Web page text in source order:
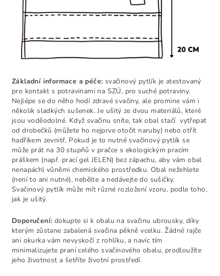
Základní informace a péče: svačinový pytlík je atestovaný
pro kontakt s potravinami na SZÚ, pro suché potraviny.
Nejlépe se do něho hodí zdravé svačiny, ale promine vám i
několik sladkých sušenek. Je ušitý ze dvou materiálů, které
jsou voděodolné. Když svačinu sníte, tak obal stačí vytřepat
od drobečků (můžete ho nejprve otočit naruby) nebo otřít
hadříkem zevnitř. Pokud je to nutné svačinový pytlík se
může prát na 30 stupňů v pračce s ekologickým pracím
práškem (např. prací gel JELEN) bez zápachu, aby vám obal
nenapáchl vůněmi chemického prostředku. Obal nežehlete
(není to ani nutné), nebělte a nedávejte do sušičky.
Svačinový pytlík může mít různé rozložení vzoru, podle toho,
jak je ušitý.
Doporučení: dokupte si k obalu na svačinu ubrousky, díky
kterým zůstane zabalená svačina pěkně vcelku. Žádné rajče
ani okurka vám nevyskočí z rohlíku, a navíc tím
minimalizujete praní celého svačinového obalu, prodloužíte
jeho životnost a šetříte životní prostředí.